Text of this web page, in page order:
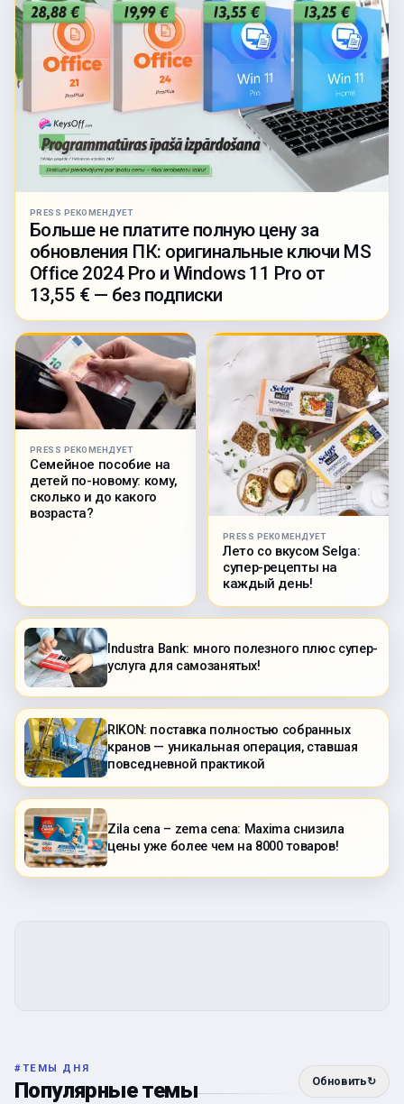
PRESS РЕКОМЕНДУЕТ
Больше не платите полную цену за
обновления ПК: оригинальные ключи MS
Office 2024 Pro и Windows 11 Pro от
13,55 € — без подписки
PRESS РЕКОМЕНДУЕТ
Семейное пособие на
детей по-новому: кому,
сколько и до какого
возраста?
PRESS РЕКОМЕНДУЕТ
Лето со вкусом Selga:
супер-рецепты на
каждый день!
Industra Bank: много полезного плюс супер-
услуга для самозанятых!
RIKON: поставка полностью собранных
кранов — уникальная операция, ставшая
повседневной практикой
Zila cena – zema cena: Maxima снизила
цены уже более чем на 8000 товаров!
#ТЕМЫ ДНЯ
Популярные темы Обновить↻